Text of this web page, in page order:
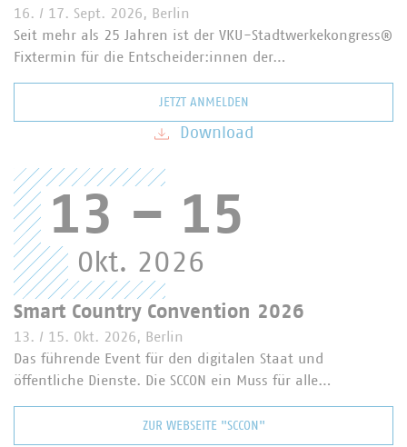
16. / 17. Sept. 2026, Berlin
Seit mehr als 25 Jahren ist der VKU-Stadtwerkekongress®
Fixtermin für die Entscheider:innen der…
JETZT ANMELDEN
Download
13 – 15
Okt. 2026
Smart Country Convention 2026
13. / 15. Okt. 2026, Berlin
Das führende Event für den digitalen Staat und
öffentliche Dienste. Die SCCON ein Muss für alle…
ZUR WEBSEITE "SCCON"